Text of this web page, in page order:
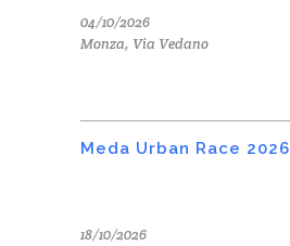
04/10/2026
Monza, Via Vedano
Meda Urban Race 2026
18/10/2026